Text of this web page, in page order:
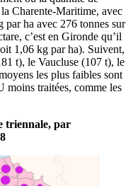
Charente-Maritime, avec
ha avec 276 tonnes sur
c’est en Gironde qu’il
1,06 kg par ha). Suivent,
t), le Vaucluse (107 t), le
les plus faibles sont
moins traitées, comme les
triennale, par